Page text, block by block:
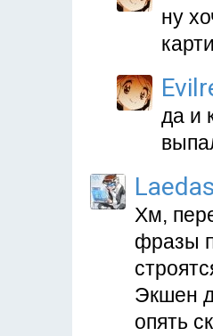
ну
да и
Хм,
фразы
Экшен
опять